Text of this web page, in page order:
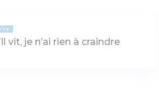
vit, je n’ai rien à craindre